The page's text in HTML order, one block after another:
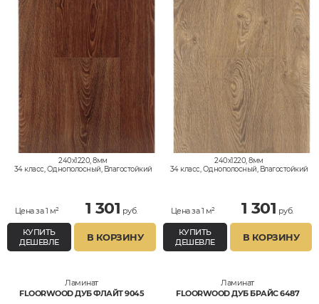
240x1220, 8мм
34 класс, Однополосный, Влагостойкий
Цена за 1 м² 1 301 руб.
КУПИТЬ
ДЕШЕВЛЕ
В КОРЗИНУ
240x1220, 8мм
34 класс, Однополосный, Влагостойкий
Цена за 1 м² 1 301 руб.
КУПИТЬ
ДЕШЕВЛЕ
В КОРЗИНУ
Ламинат
FLOORWOOD ДУБ ФЛАЙТ 9045
Ламинат
FLOORWOOD ДУБ БРАЙС 6487